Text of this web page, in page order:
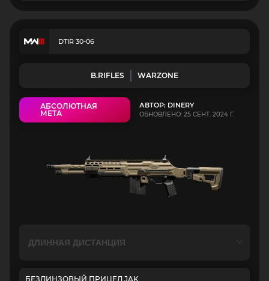
DTIR 30-06
B.RIFLES WARZONE
АБСОЛЮТНАЯ
МЕТА
АВТОР: DINERY
ОБНОВЛЕНО: 25 СЕНТ. 2024 Г.
БЕЗЛИНЗОВЫЙ ПРИЦЕЛ JAK